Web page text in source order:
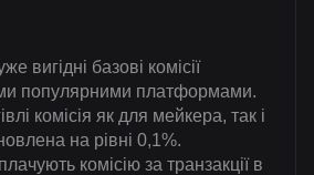
вигідні базові комісії
популярними платформами.
комісія як для мейкера, так і
на рівні 0,1%.
комісію за транзакції в